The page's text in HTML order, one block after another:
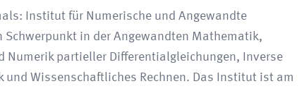
Institut für Numerische und Angewandte
in der Angewandten Mathematik,
Numerik partieller Differentialgleichungen, Inverse
Wissenschaftliches Rechnen. Das Institut ist am